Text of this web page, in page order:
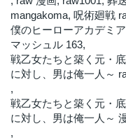
mangakoma, 呪術廻戦
僕のヒーローアカデミ
マッシュル 163,
戦乙女たちと築く元・
に対し、男は俺一人～
,
戦乙女たちと築く元・
に対し、男は俺一人～
,